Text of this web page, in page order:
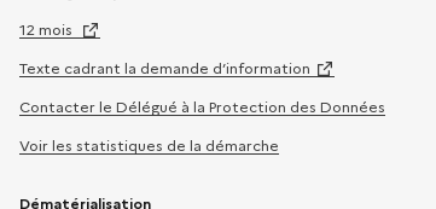
12 mois
Texte cadrant la demande d’information
Contacter le Délégué à la Protection des Données
Voir les statistiques de la démarche
Dématérialisation